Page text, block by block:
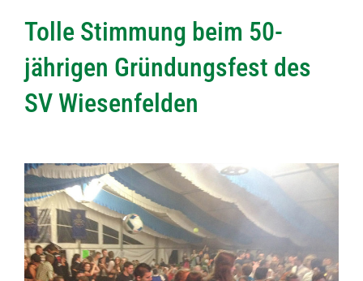
Tolle Stimmung beim 50-
jährigen Gründungsfest des
SV Wiesenfelden